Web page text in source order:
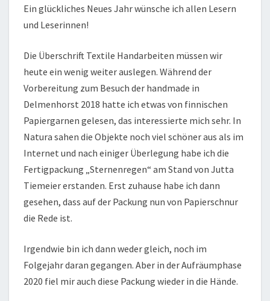
Ein glückliches Neues Jahr wünsche ich allen Lesern
und Leserinnen!
Die Überschrift Textile Handarbeiten müssen wir
heute ein wenig weiter auslegen. Während der
Vorbereitung zum Besuch der handmade in
Delmenhorst 2018 hatte ich etwas von finnischen
Papiergarnen gelesen, das interessierte mich sehr. In
Natura sahen die Objekte noch viel schöner aus als im
Internet und nach einiger Überlegung habe ich die
Fertigpackung „Sternenregen“ am Stand von Jutta
Tiemeier erstanden. Erst zuhause habe ich dann
gesehen, dass auf der Packung nun von Papierschnur
die Rede ist.
Irgendwie bin ich dann weder gleich, noch im
Folgejahr daran gegangen. Aber in der Aufräumphase
2020 fiel mir auch diese Packung wieder in die Hände.